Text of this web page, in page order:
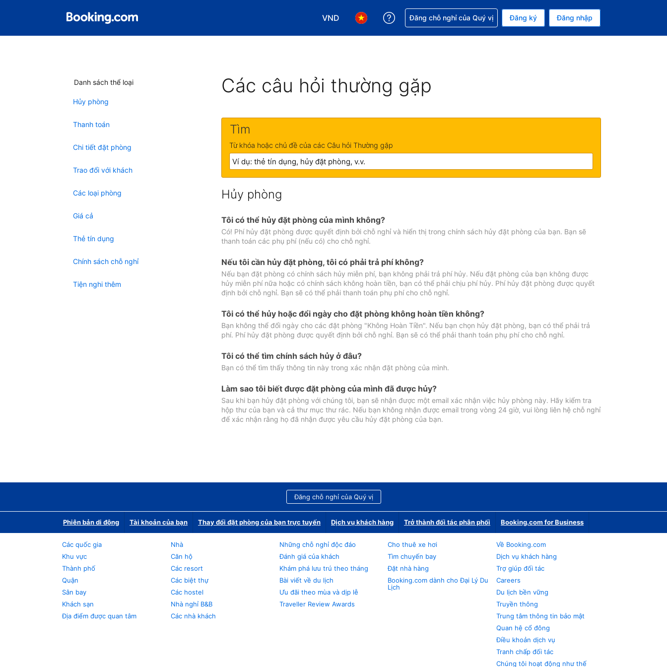
VND
Chọn loại tiền tệ của bạn. Loại tiền tệ hiện tại của bạn là Đồng
Chọn ngôn ngữ của bạn. Ngôn ngữ hiện tại của bạn là Tiếng Việt
Nhận trợ giúp với đặt chỗ
Đăng chỗ nghỉ của Quý vị Đăng ký Đăng nhập
Danh sách thể loại
Hủy phòng
Thanh toán
Chi tiết đặt phòng
Trao đổi với khách
Các loại phòng
Giá cả
Thẻ tín dụng
Chính sách chỗ nghỉ
Tiện nghi thêm
Các câu hỏi thường gặp
Tìm
Từ khóa hoặc chủ đề của các Câu hỏi Thường gặp
Hủy phòng
Tôi có thể hủy đặt phòng của mình không?
Có! Phí hủy đặt phòng được quyết định bởi chỗ nghỉ và hiển thị trong chính sách hủy đặt phòng của bạn. Bạn sẽ
thanh toán các phụ phí (nếu có) cho chỗ nghỉ.
Nếu tôi cần hủy đặt phòng, tôi có phải trả phí không?
Nếu bạn đặt phòng có chính sách hủy miễn phí, bạn không phải trả phí hủy. Nếu đặt phòng của bạn không được
hủy miễn phí nữa hoặc có chính sách không hoàn tiền, bạn có thể phải chịu phí hủy. Phí hủy đặt phòng được quyết
định bởi chỗ nghỉ. Bạn sẽ có thể phải thanh toán phụ phí cho chỗ nghỉ.
Tôi có thể hủy hoặc đổi ngày cho đặt phòng không hoàn tiền không?
Bạn không thể đổi ngày cho các đặt phòng "Không Hoàn Tiền". Nếu bạn chọn hủy đặt phòng, bạn có thể phải trả
phí. Phí hủy đặt phòng được quyết định bởi chỗ nghỉ. Bạn sẽ có thể phải thanh toán phụ phí cho chỗ nghỉ.
Tôi có thể tìm chính sách hủy ở đâu?
Bạn có thể tìm thấy thông tin này trong xác nhận đặt phòng của mình.
Làm sao tôi biết được đặt phòng của mình đã được hủy?
Sau khi bạn hủy đặt phòng với chúng tôi, bạn sẽ nhận được một email xác nhận việc hủy phòng này. Hãy kiểm tra
hộp thư của bạn và cả thư mục thư rác. Nếu bạn không nhận được email trong vòng 24 giờ, vui lòng liên hệ chỗ nghỉ
để xác nhận rằng họ đã nhận được yêu cầu hủy đặt phòng của bạn.
Đăng chỗ nghỉ của Quý vị
Phiên bản di động Tài khoản của bạn Thay đổi đặt phòng của bạn trực tuyến Dịch vụ khách hàng Trở thành đối tác phân phối Booking.com for Business
Các quốc gia
Khu vực
Thành phố
Quận
Sân bay
Khách sạn
Địa điểm được quan tâm
Nhà
Căn hộ
Các resort
Các biệt thự
Các hostel
Nhà nghỉ B&B
Các nhà khách
Những chỗ nghỉ độc đáo
Đánh giá của khách
Khám phá lưu trú theo tháng
Bài viết về du lịch
Ưu đãi theo mùa và dịp lễ
Traveller Review Awards
Cho thuê xe hơi
Tìm chuyến bay
Đặt nhà hàng
Booking.com dành cho Đại Lý Du
Lịch
Về Booking.com
Dịch vụ khách hàng
Trợ giúp đối tác
Careers
Du lịch bền vững
Truyền thông
Trung tâm thông tin bảo mật
Quan hệ cổ đông
Điều khoản dịch vụ
Tranh chấp đối tác
Chúng tôi hoạt động như thế